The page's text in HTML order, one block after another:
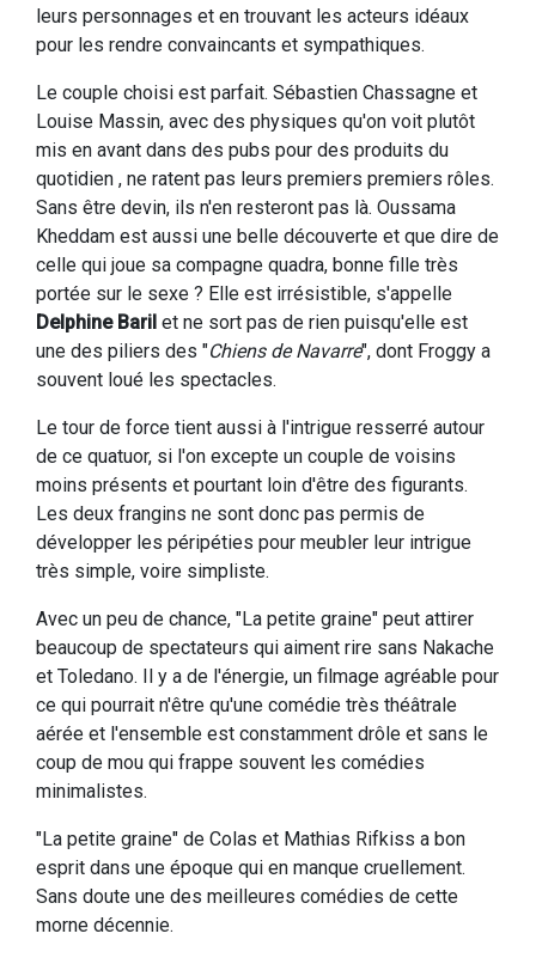
leurs personnages et en trouvant les acteurs idéaux
pour les rendre convaincants et sympathiques.
Le couple choisi est parfait. Sébastien Chassagne et
Louise Massin, avec des physiques qu'on voit plutôt
mis en avant dans des pubs pour des produits du
quotidien , ne ratent pas leurs premiers premiers rôles.
Sans être devin, ils n'en resteront pas là. Oussama
Kheddam est aussi une belle découverte et que dire de
celle qui joue sa compagne quadra, bonne fille très
portée sur le sexe ? Elle est irrésistible, s'appelle
Delphine Baril et ne sort pas de rien puisqu'elle est
une des piliers des "Chiens de Navarre", dont Froggy a
souvent loué les spectacles.
Le tour de force tient aussi à l'intrigue resserré autour
de ce quatuor, si l'on excepte un couple de voisins
moins présents et pourtant loin d'être des figurants.
Les deux frangins ne sont donc pas permis de
développer les péripéties pour meubler leur intrigue
très simple, voire simpliste.
Avec un peu de chance, "La petite graine" peut attirer
beaucoup de spectateurs qui aiment rire sans Nakache
et Toledano. Il y a de l'énergie, un filmage agréable pour
ce qui pourrait n'être qu'une comédie très théâtrale
aérée et l'ensemble est constamment drôle et sans le
coup de mou qui frappe souvent les comédies
minimalistes.
"La petite graine" de Colas et Mathias Rifkiss a bon
esprit dans une époque qui en manque cruellement.
Sans doute une des meilleures comédies de cette
morne décennie.